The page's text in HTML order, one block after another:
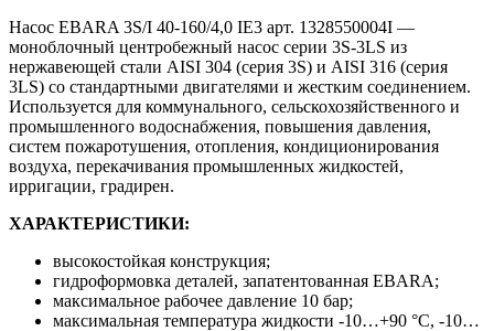
Насос EBARA 3S/I 40-160/4,0 IE3 арт. 1328550004I —
моноблочный центробежный насос серии 3S-3LS из
нержавеющей стали AISI 304 (серия 3S) и AISI 316 (серия
3LS) со стандартными двигателями и жестким соединением.
Используется для коммунального, сельскохозяйственного и
промышленного водоснабжения, повышения давления,
систем пожаротушения, отопления, кондиционирования
воздуха, перекачивания промышленных жидкостей,
ирригации, градирен.
ХАРАКТЕРИСТИКИ:
высокостойкая конструкция;
гидроформовка деталей, запатентованная EBARA;
максимальное рабочее давление 10 бар;
максимальная температура жидкости -10…+90 °C, -10…